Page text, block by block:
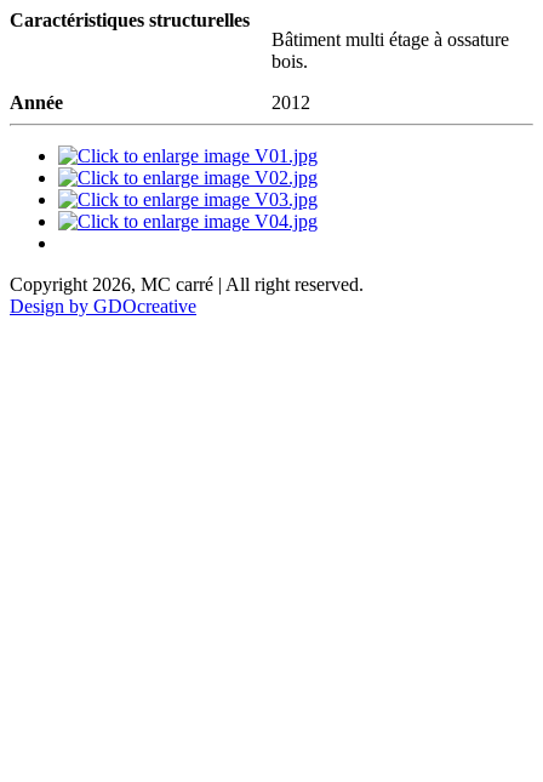
Caractéristiques structurelles
Bâtiment multi étage à ossature
bois.
Année
2012
Copyright 2026, MC carré | All right reserved.
Design by GDOcreative